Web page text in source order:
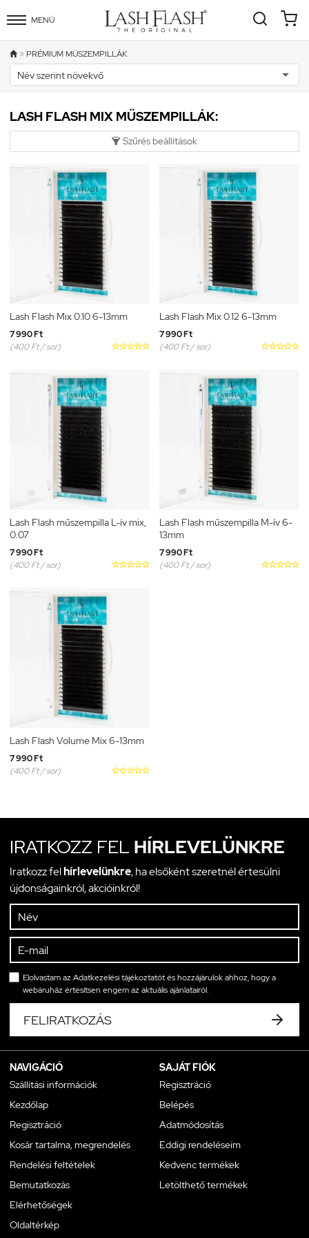
MENÜ
 » PRÉMIUM MŰSZEMPILLÁK
LASH FLASH MIX MŰSZEMPILLÁK:
 Szűrés beállítások
Lash Flash Mix 0.10 6-13mm

7 990 Ft
(400 Ft / sor)
Lash Flash Mix 0.12 6-13mm

7 990 Ft
(400 Ft / sor)
Lash Flash műszempilla L-ív mix,
0.07

7 990 Ft
(400 Ft / sor)
Lash Flash műszempilla M-ív 6-
13mm

7 990 Ft
(400 Ft / sor)
Lash Flash Volume Mix 6-13mm

7 990 Ft
(400 Ft / sor)
IRATKOZZ FEL HÍRLEVELÜNKRE
Iratkozz felhírlevelünkre, ha elsőként szeretnél értesülni
újdonságainkról, akcióinkról!
Elolvastam az Adatkezelési tájékoztatótés hozzájárulok ahhoz, hogy a
webáruház értesítsen engem az aktuális ajánlatairól.
FELIRATKOZÁS
NAVIGÁCIÓ
Szállítási információk
Kezdőlap
Regisztráció
Kosár tartalma, megrendelés
Rendelési feltételek
Bemutatkozás
Elérhetőségek
Oldaltérkép
SAJÁT FIÓK
Regisztráció
Belépés
Adatmódosítás
Eddigi rendeléseim
Kedvenc termékek
Letölthető termékek